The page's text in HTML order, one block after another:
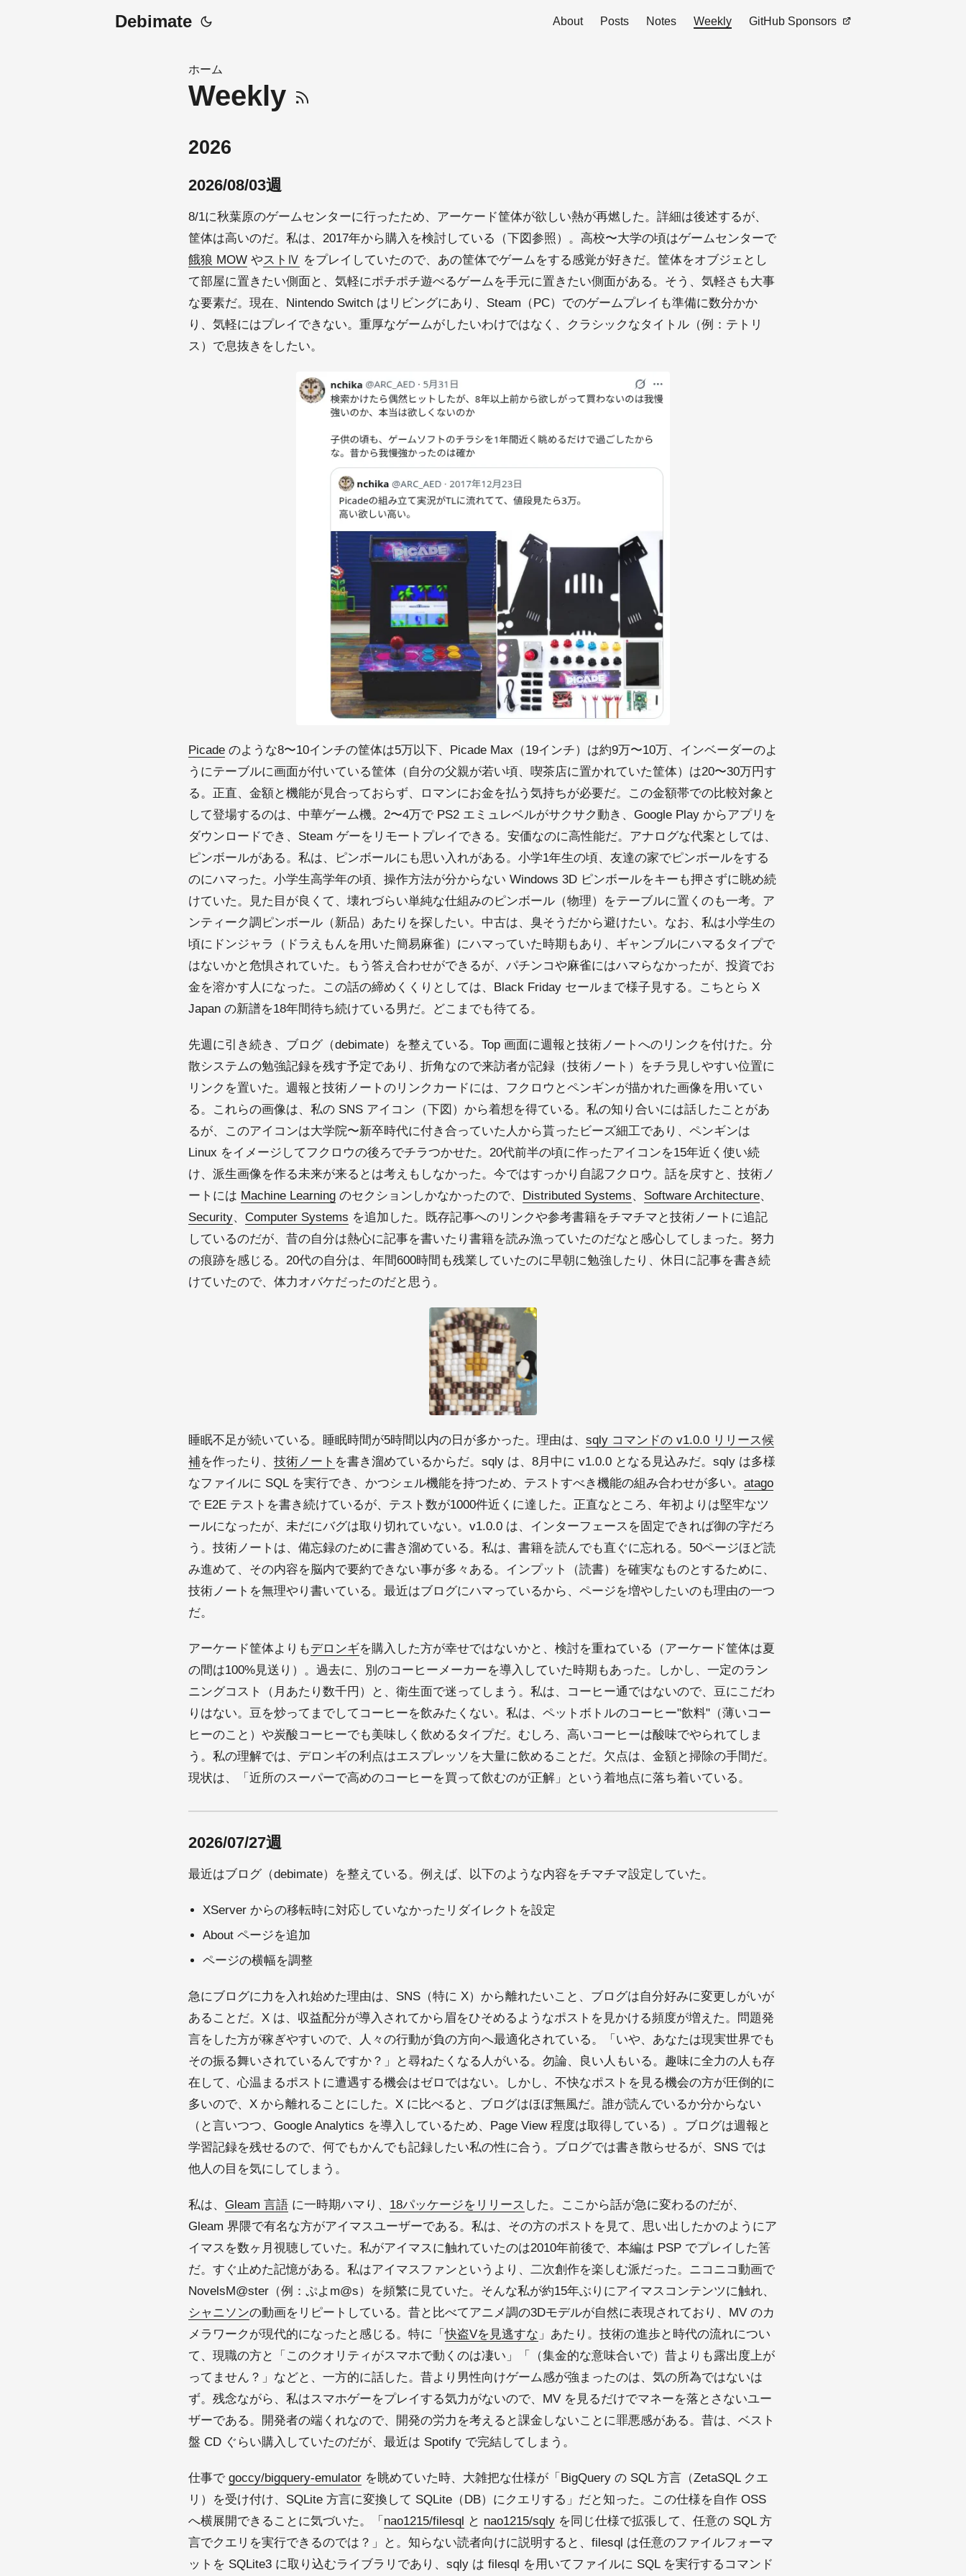
Debimate About Posts Notes Weekly GitHub Sponsors
ホーム
Weekly
2026
2026/08/03週
8/1に秋葉原のゲームセンターに行ったため、アーケード筐体が欲しい熱が再燃した。詳細は後述するが、
筐体は高いのだ。私は、2017年から購入を検討している（下図参照）。高校〜大学の頃はゲームセンターで
餓狼 MOW やストⅣ をプレイしていたので、あの筐体でゲームをする感覚が好きだ。筐体をオブジェとし
て部屋に置きたい側面と、気軽にポチポチ遊べるゲームを手元に置きたい側面がある。そう、気軽さも大事
な要素だ。現在、Nintendo Switch はリビングにあり、Steam（PC）でのゲームプレイも準備に数分かか
り、気軽にはプレイできない。重厚なゲームがしたいわけではなく、クラシックなタイトル（例：テトリ
ス）で息抜きをしたい。
Picade のような8〜10インチの筐体は5万以下、Picade Max（19インチ）は約9万〜10万、インベーダーのよ
うにテーブルに画面が付いている筐体（自分の父親が若い頃、喫茶店に置かれていた筐体）は20〜30万円す
る。正直、金額と機能が見合っておらず、ロマンにお金を払う気持ちが必要だ。この金額帯での比較対象と
して登場するのは、中華ゲーム機。2〜4万で PS2 エミュレベルがサクサク動き、Google Play からアプリを
ダウンロードでき、Steam ゲーをリモートプレイできる。安価なのに高性能だ。アナログな代案としては、
ピンボールがある。私は、ピンボールにも思い入れがある。小学1年生の頃、友達の家でピンボールをする
のにハマった。小学生高学年の頃、操作方法が分からない Windows 3D ピンボールをキーも押さずに眺め続
けていた。見た目が良くて、壊れづらい単純な仕組みのピンボール（物理）をテーブルに置くのも一考。ア
ンティーク調ピンボール（新品）あたりを探したい。中古は、臭そうだから避けたい。なお、私は小学生の
頃にドンジャラ（ドラえもんを用いた簡易麻雀）にハマっていた時期もあり、ギャンブルにハマるタイプで
はないかと危惧されていた。もう答え合わせができるが、パチンコや麻雀にはハマらなかったが、投資でお
金を溶かす人になった。この話の締めくくりとしては、Black Friday セールまで様子見する。こちとら X
Japan の新譜を18年間待ち続けている男だ。どこまでも待てる。
先週に引き続き、ブログ（debimate）を整えている。Top 画面に週報と技術ノートへのリンクを付けた。分
散システムの勉強記録を残す予定であり、折角なので来訪者が記録（技術ノート）をチラ見しやすい位置に
リンクを置いた。週報と技術ノートのリンクカードには、フクロウとペンギンが描かれた画像を用いてい
る。これらの画像は、私の SNS アイコン（下図）から着想を得ている。私の知り合いには話したことがあ
るが、このアイコンは大学院〜新卒時代に付き合っていた人から貰ったビーズ細工であり、ペンギンは
Linux をイメージしてフクロウの後ろでチラつかせた。20代前半の頃に作ったアイコンを15年近く使い続
け、派生画像を作る未来が来るとは考えもしなかった。今ではすっかり自認フクロウ。話を戻すと、技術ノ
ートには Machine Learning のセクションしかなかったので、 Distributed Systems、 Software Architecture、
Security、 Computer Systems を追加した。既存記事へのリンクや参考書籍をチマチマと技術ノートに追記
しているのだが、昔の自分は熱心に記事を書いたり書籍を読み漁っていたのだなと感心してしまった。努力
の痕跡を感じる。20代の自分は、年間600時間も残業していたのに早朝に勉強したり、休日に記事を書き続
けていたので、体力オバケだったのだと思う。
睡眠不足が続いている。睡眠時間が5時間以内の日が多かった。理由は、 sqly コマンドの v1.0.0 リリース候
補を作ったり、 技術ノート を書き溜めているからだ。sqly は、8月中に v1.0.0 となる見込みだ。sqly は多様
なファイルに SQL を実行でき、かつシェル機能を持つため、テストすべき機能の組み合わせが多い。 atago
で E2E テストを書き続けているが、テスト数が1000件近くに達した。正直なところ、年初よりは堅牢なツ
ールになったが、未だにバグは取り切れていない。v1.0.0 は、インターフェースを固定できれば御の字だろ
う。技術ノートは、備忘録のために書き溜めている。私は、書籍を読んでも直ぐに忘れる。50ページほど読
み進めて、その内容を脳内で要約できない事が多々ある。インプット（読書）を確実なものとするために、
技術ノートを無理やり書いている。最近はブログにハマっているから、ページを増やしたいのも理由の一つ
だ。
アーケード筐体よりもデロンギを購入した方が幸せではないかと、検討を重ねている（アーケード筐体は夏
の間は100%見送り）。過去に、別のコーヒーメーカーを導入していた時期もあった。しかし、一定のラン
ニングコスト（月あたり数千円）と、衛生面で迷ってしまう。私は、コーヒー通ではないので、豆にこだわ
りはない。豆を炒ってまでしてコーヒーを飲みたくない。私は、ペットボトルのコーヒー"飲料"（薄いコー
ヒーのこと）や炭酸コーヒーでも美味しく飲めるタイプだ。むしろ、高いコーヒーは酸味でやられてしま
う。私の理解では、デロンギの利点はエスプレッソを大量に飲めることだ。欠点は、金額と掃除の手間だ。
現状は、「近所のスーパーで高めのコーヒーを買って飲むのが正解」という着地点に落ち着いている。
2026/07/27週
最近はブログ（debimate）を整えている。例えば、以下のような内容をチマチマ設定していた。
XServer からの移転時に対応していなかったリダイレクトを設定
About ページを追加
ページの横幅を調整
急にブログに力を入れ始めた理由は、SNS（特に X）から離れたいこと、ブログは自分好みに変更しがいが
あることだ。X は、収益配分が導入されてから眉をひそめるようなポストを見かける頻度が増えた。問題発
言をした方が稼ぎやすいので、人々の行動が負の方向へ最適化されている。「いや、あなたは現実世界でも
その振る舞いされているんですか？」と尋ねたくなる人がいる。勿論、良い人もいる。趣味に全力の人も存
在して、心温まるポストに遭遇する機会はゼロではない。しかし、不快なポストを見る機会の方が圧倒的に
多いので、X から離れることにした。X に比べると、ブログはほぼ無風だ。誰が読んでいるか分からない
（と言いつつ、Google Analytics を導入しているため、Page View 程度は取得している）。ブログは週報と
学習記録を残せるので、何でもかんでも記録したい私の性に合う。ブログでは書き散らせるが、SNS では
他人の目を気にしてしまう。
私は、 Gleam 言語 に一時期ハマり、 18パッケージをリリース した。ここから話が急に変わるのだが、
Gleam 界隈で有名な方がアイマスユーザーである。私は、その方のポストを見て、思い出したかのようにア
イマスを数ヶ月視聴していた。私がアイマスに触れていたのは2010年前後で、本編は PSP でプレイした筈
だ。すぐ止めた記憶がある。私はアイマスファンというより、二次創作を楽しむ派だった。ニコニコ動画で
NovelsM@ster（例：ぷよm@s）を頻繁に見ていた。そんな私が約15年ぶりにアイマスコンテンツに触れ、
シャニソンの動画をリピートしている。昔と比べてアニメ調の3Dモデルが自然に表現されており、MV のカ
メラワークが現代的になったと感じる。特に「快盗Vを見逃すな 」あたり。技術の進歩と時代の流れについ
て、現職の方と「このクオリティがスマホで動くのは凄い」「（集金的な意味合いで）昔よりも露出度上が
ってません？」などと、一方的に話した。昔より男性向けゲーム感が強まったのは、気の所為ではないは
ず。残念ながら、私はスマホゲーをプレイする気力がないので、MV を見るだけでマネーを落とさないユー
ザーである。開発者の端くれなので、開発の労力を考えると課金しないことに罪悪感がある。昔は、ベスト
盤 CD ぐらい購入していたのだが、最近は Spotify で完結してしまう。
仕事で goccy/bigquery-emulator を眺めていた時、大雑把な仕様が「BigQuery の SQL 方言（ZetaSQL クエ
リ）を受け付け、SQLite 方言に変換して SQLite（DB）にクエリする」だと知った。この仕様を自作 OSS
へ横展開できることに気づいた。「 nao1215/filesql と nao1215/sqly を同じ仕様で拡張して、任意の SQL 方
言でクエリを実行できるのでは？」と。知らない読者向けに説明すると、filesql は任意のファイルフォーマ
ットを SQLite3 に取り込むライブラリであり、sqly は filesql を用いてファイルに SQL を実行するコマンド